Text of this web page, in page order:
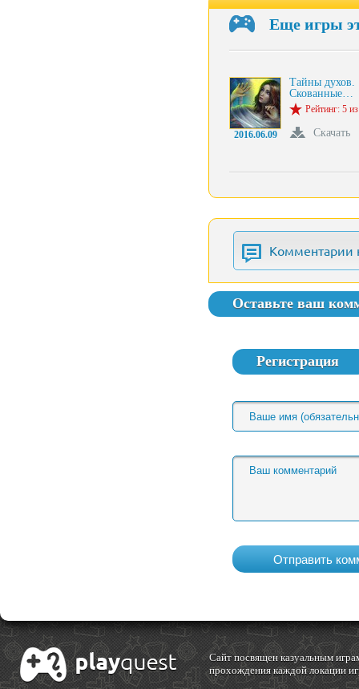
Еще игры
2016.06.09
Тайны духов.
Скованные…
Рейтинг: 5
Скачать
Комментарии
Оставьте ваш
Регистрация
Cайт посвящен казуальным
прохождения каждой локации